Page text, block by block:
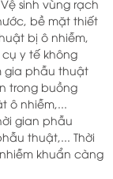
sinh vùng rạch
bề mặt thiết
bị ô nhiễm,
y tế không
gia phẫu thuật
trong buồng
ô nhiễm,...
gian phẫu
thuật,... Thời
khuẩn càng